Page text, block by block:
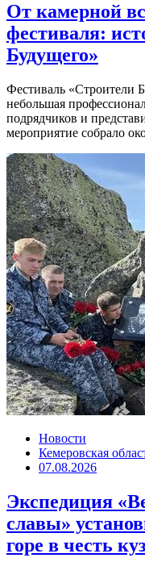
От камерной
фестиваля:
Будущего»
Фестиваль «Строители
небольшая
подрядчиков и
мероприятие собрало
Новости
Кемеровская
07.08.2026
Экспедиция
славы»
горе в честь